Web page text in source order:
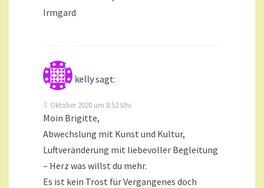
Irmgard
kellysagt:
7. Oktober 2020 um 8:52 Uhr
Moin Brigitte,
Abwechslung mit Kunst und Kultur,
Luftveränderung mit liebevoller Begleitung
– Herz was willst du mehr.
Es ist kein Trost für Vergangenes doch